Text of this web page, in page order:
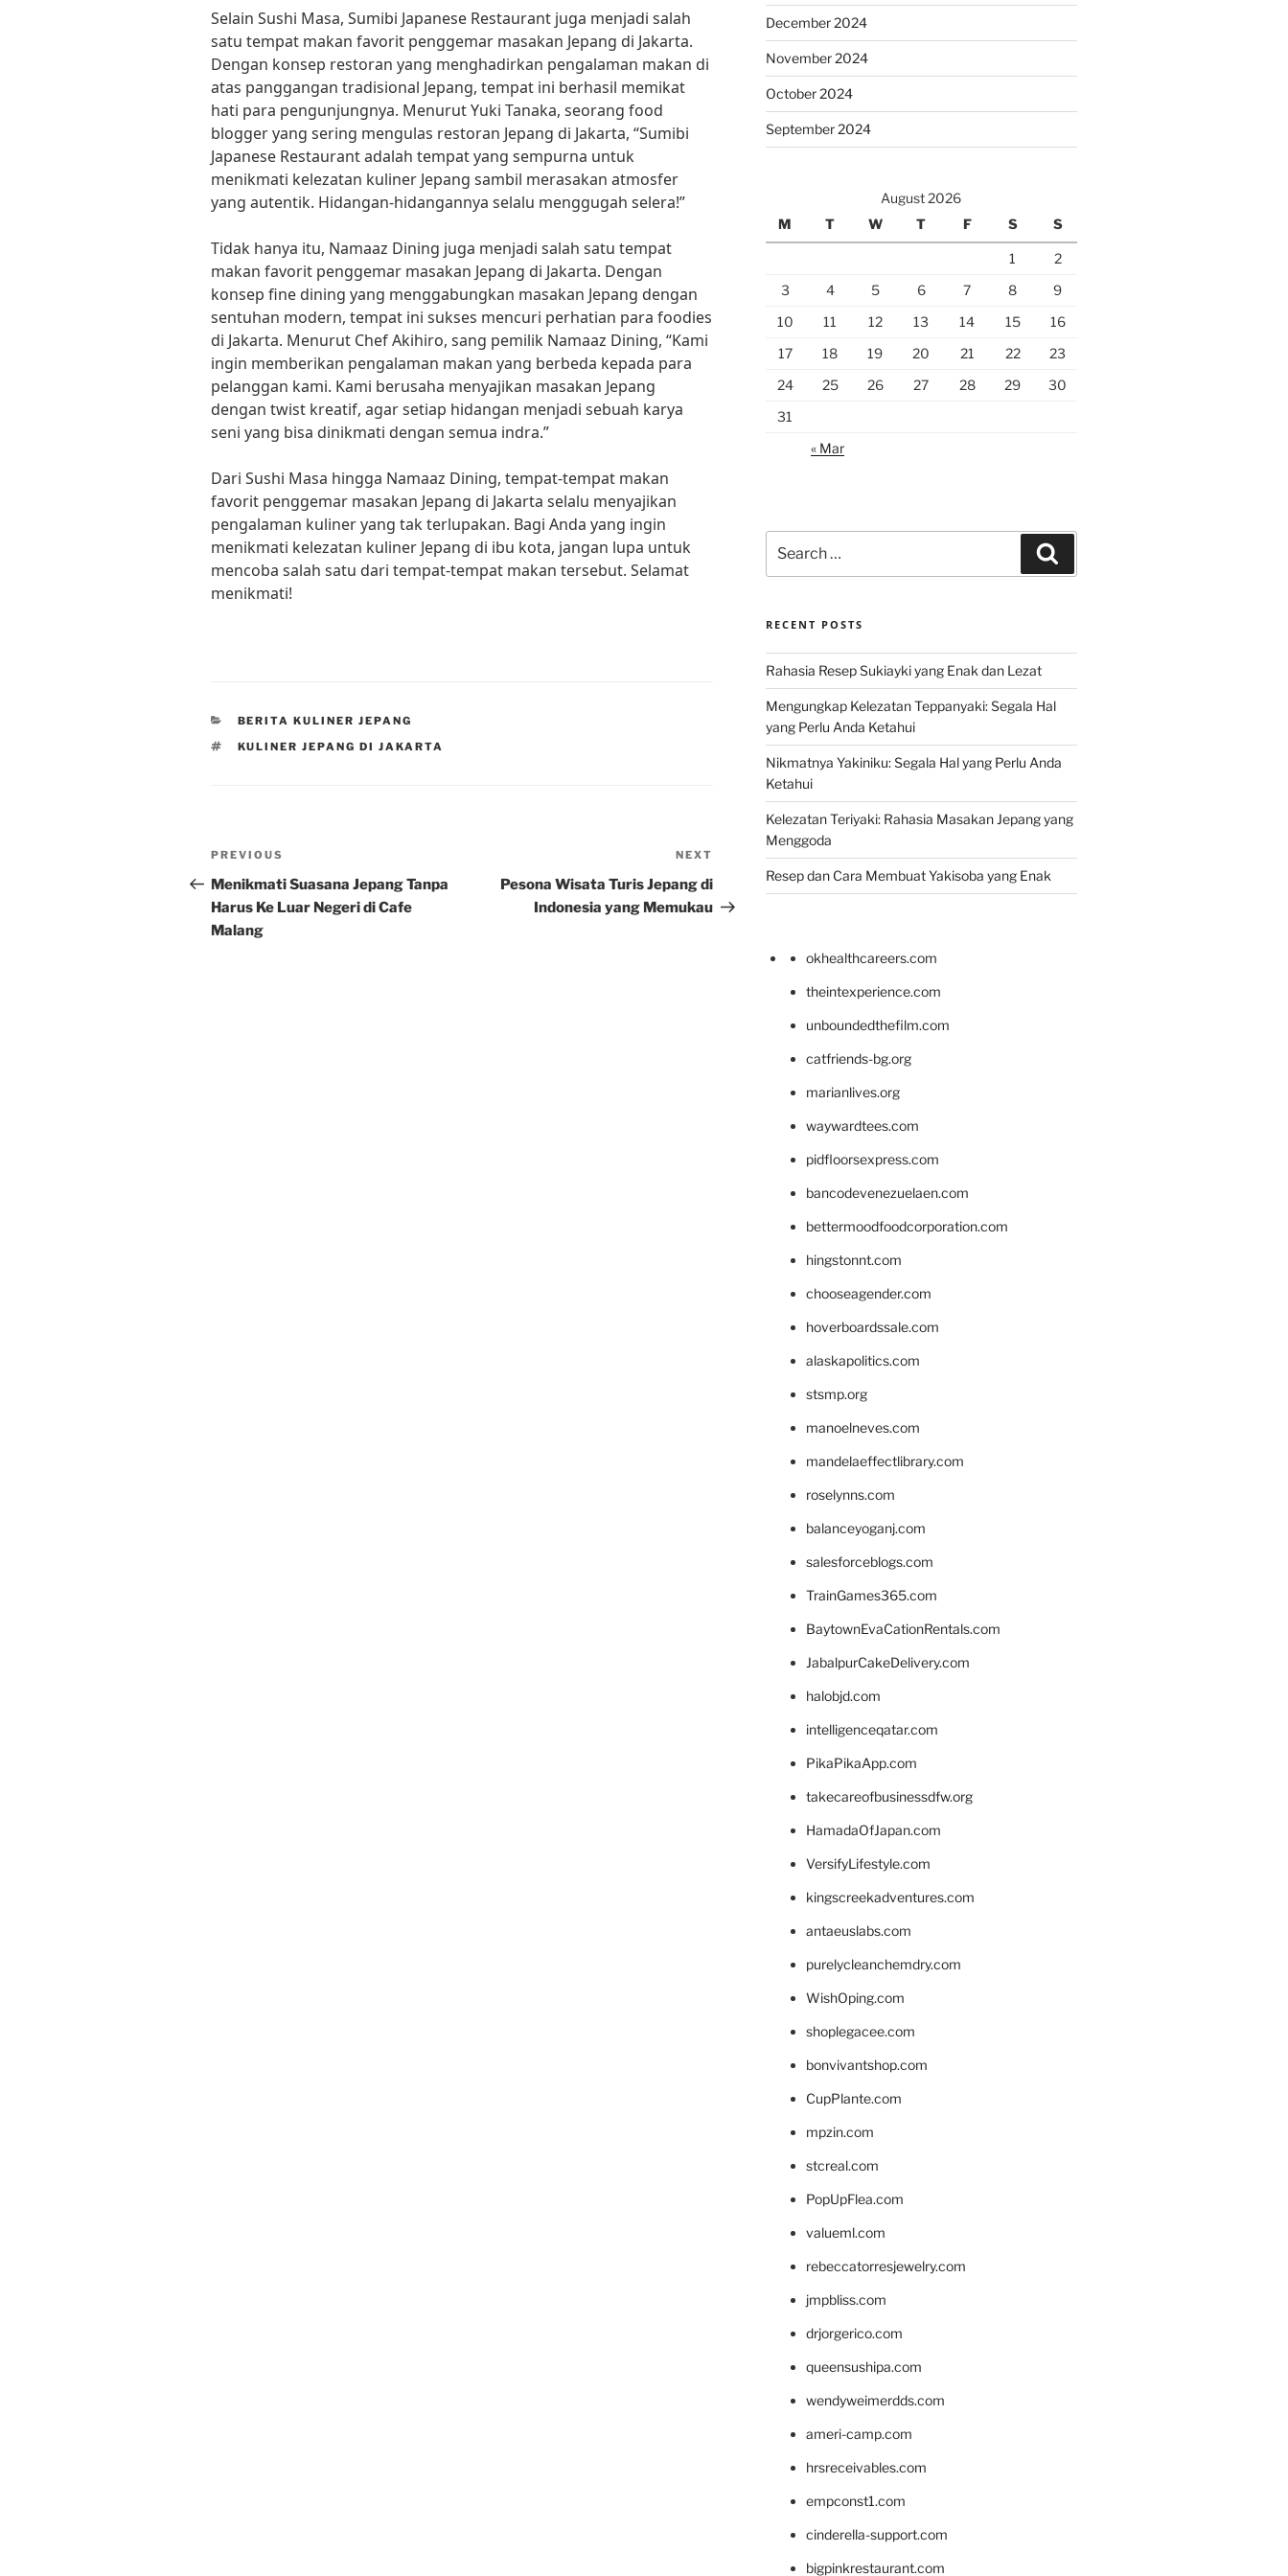
Selain Sushi Masa, Sumibi Japanese Restaurant juga menjadi salah
satu tempat makan favorit penggemar masakan Jepang di Jakarta.
Dengan konsep restoran yang menghadirkan pengalaman makan di
atas panggangan tradisional Jepang, tempat ini berhasil memikat
hati para pengunjungnya. Menurut Yuki Tanaka, seorang food
blogger yang sering mengulas restoran Jepang di Jakarta, “Sumibi
Japanese Restaurant adalah tempat yang sempurna untuk
menikmati kelezatan kuliner Jepang sambil merasakan atmosfer
yang autentik. Hidangan-hidangannya selalu menggugah selera!”
Tidak hanya itu, Namaaz Dining juga menjadi salah satu tempat
makan favorit penggemar masakan Jepang di Jakarta. Dengan
konsep fine dining yang menggabungkan masakan Jepang dengan
sentuhan modern, tempat ini sukses mencuri perhatian para foodies
di Jakarta. Menurut Chef Akihiro, sang pemilik Namaaz Dining, “Kami
ingin memberikan pengalaman makan yang berbeda kepada para
pelanggan kami. Kami berusaha menyajikan masakan Jepang
dengan twist kreatif, agar setiap hidangan menjadi sebuah karya
seni yang bisa dinikmati dengan semua indra.”
Dari Sushi Masa hingga Namaaz Dining, tempat-tempat makan
favorit penggemar masakan Jepang di Jakarta selalu menyajikan
pengalaman kuliner yang tak terlupakan. Bagi Anda yang ingin
menikmati kelezatan kuliner Jepang di ibu kota, jangan lupa untuk
mencoba salah satu dari tempat-tempat makan tersebut. Selamat
menikmati!
CATEGORIES
BERITA KULINER JEPANG
TAGS
KULINER JEPANG DI JAKARTA
Post
navigation
Previous
Post
PREVIOUS
Menikmati Suasana Jepang Tanpa
Harus Ke Luar Negeri di Cafe
Malang
Post
NEXT
Pesona Wisata Turis Jepang di
Indonesia yang Memukau
December 2024
November 2024
October 2024
September 2024
August 2026
M
T W T F S S
1
2
3
4 5 6 7 8
9
10
11 12 13 14 15
16
17
18 19 20 21 22
23
24
25 26 27 28 29
30
31
« Mar
for:
RECENT POSTS
Rahasia Resep Sukiayki yang Enak dan Lezat
Mengungkap Kelezatan Teppanyaki: Segala Hal
yang Perlu Anda Ketahui
Nikmatnya Yakiniku: Segala Hal yang Perlu Anda
Ketahui
Kelezatan Teriyaki: Rahasia Masakan Jepang yang
Menggoda
Resep dan Cara Membuat Yakisoba yang Enak
okhealthcareers.com
theintexperience.com
unboundedthefilm.com
catfriends-bg.org
marianlives.org
waywardtees.com
pidfloorsexpress.com
bancodevenezuelaen.com
bettermoodfoodcorporation.com
hingstonnt.com
chooseagender.com
hoverboardssale.com
alaskapolitics.com
stsmp.org
manoelneves.com
mandelaeffectlibrary.com
roselynns.com
balanceyoganj.com
salesforceblogs.com
TrainGames365.com
BaytownEvaCationRentals.com
JabalpurCakeDelivery.com
halobjd.com
intelligenceqatar.com
PikaPikaApp.com
takecareofbusinessdfw.org
HamadaOfJapan.com
VersifyLifestyle.com
kingscreekadventures.com
antaeuslabs.com
purelycleanchemdry.com
WishOping.com
shoplegacee.com
bonvivantshop.com
CupPlante.com
mpzin.com
stcreal.com
PopUpFlea.com
valueml.com
rebeccatorresjewelry.com
jmpbliss.com
drjorgerico.com
queensushipa.com
wendyweimerdds.com
ameri-camp.com
hrsreceivables.com
empconst1.com
cinderella-support.com
bigpinkrestaurant.com